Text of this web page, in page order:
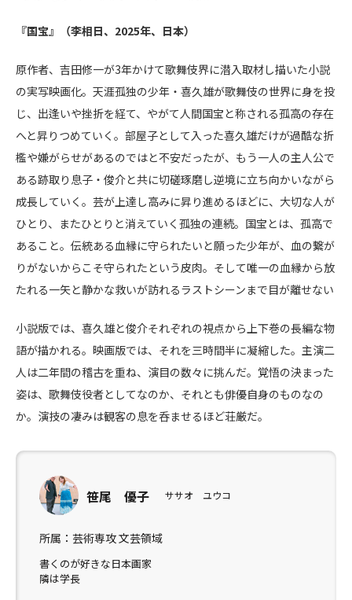
『国宝』（李相日、 2025年、日本）
原作者、吉田修一が3年かけて歌舞伎界に潜入取材し描いた小説
の実写映画化。天涯孤独の少年・喜久雄が歌舞伎の世界に身を投
じ、出逢いや挫折を経て、やがて人間国宝と称される孤高の存在
へと昇りつめていく。部屋子として入った喜久雄だけが過酷な折
檻や嫌がらせがあるのではと不安だったが、もう一人の主人公で
ある跡取り息子・俊介と共に切磋琢磨し逆境に立ち向かいながら
成長していく。芸が上達し高みに昇り進めるほどに、大切な人が
ひとり、またひとりと消えていく孤独の連続。国宝とは、孤高で
あること。伝統ある血縁に守られたいと願った少年が、血の繋が
りがないからこそ守られたという皮肉。そして唯一の血縁から放
たれる一矢と静かな救いが訪れるラストシーンまで目が離せない
小説版では、喜久雄と俊介それぞれの視点から上下巻の長編な物
語が描かれる。映画版では、それを三時間半に凝縮した。主演二
人は二年間の稽古を重ね、演目の数々に挑んだ。覚悟の決まった
姿は、歌舞伎役者としてなのか、それとも俳優自身のものなの
か。演技の凄みは観客の息を呑ませるほど荘厳だ。
笹尾 優子 ササオ ユウコ
所属：芸術専攻 文芸領域
書くのが好きな日本画家
隣は学長